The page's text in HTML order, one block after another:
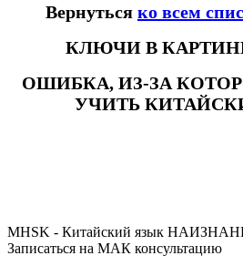
Вернуться ко всем
КЛЮЧИ В
ОШИБКА, ИЗ-ЗА
УЧИТЬ
MHSK - Китайский язык
Записаться на МАК консультацию